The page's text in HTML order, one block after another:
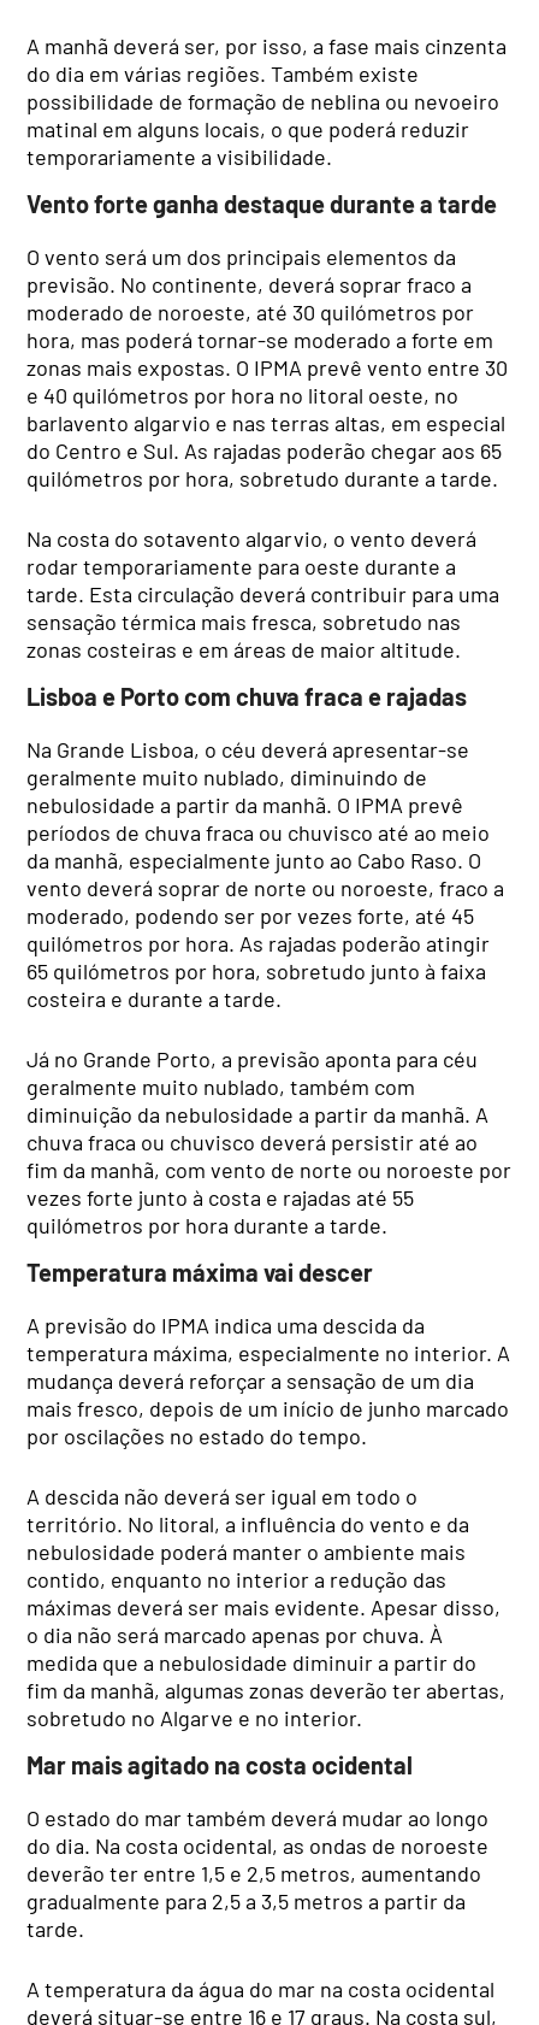
A manhã deverá ser, por isso, a fase mais cinzenta
do dia em várias regiões. Também existe
possibilidade de formação de neblina ou nevoeiro
matinal em alguns locais, o que poderá reduzir
temporariamente a visibilidade.
Vento forte ganha destaque durante a tarde
O vento será um dos principais elementos da
previsão. No continente, deverá soprar fraco a
moderado de noroeste, até 30 quilómetros por
hora, mas poderá tornar-se moderado a forte em
zonas mais expostas. O IPMA prevê vento entre 30
e 40 quilómetros por hora no litoral oeste, no
barlavento algarvio e nas terras altas, em especial
do Centro e Sul. As rajadas poderão chegar aos 65
quilómetros por hora, sobretudo durante a tarde.
Na costa do sotavento algarvio, o vento deverá
rodar temporariamente para oeste durante a
tarde. Esta circulação deverá contribuir para uma
sensação térmica mais fresca, sobretudo nas
zonas costeiras e em áreas de maior altitude.
Lisboa e Porto com chuva fraca e rajadas
Na Grande Lisboa, o céu deverá apresentar-se
geralmente muito nublado, diminuindo de
nebulosidade a partir da manhã. O IPMA prevê
períodos de chuva fraca ou chuvisco até ao meio
da manhã, especialmente junto ao Cabo Raso. O
vento deverá soprar de norte ou noroeste, fraco a
moderado, podendo ser por vezes forte, até 45
quilómetros por hora. As rajadas poderão atingir
65 quilómetros por hora, sobretudo junto à faixa
costeira e durante a tarde.
Já no Grande Porto, a previsão aponta para céu
geralmente muito nublado, também com
diminuição da nebulosidade a partir da manhã. A
chuva fraca ou chuvisco deverá persistir até ao
fim da manhã, com vento de norte ou noroeste por
vezes forte junto à costa e rajadas até 55
quilómetros por hora durante a tarde.
Temperatura máxima vai descer
A previsão do IPMA indica uma descida da
temperatura máxima, especialmente no interior. A
mudança deverá reforçar a sensação de um dia
mais fresco, depois de um início de junho marcado
por oscilações no estado do tempo.
A descida não deverá ser igual em todo o
território. No litoral, a influência do vento e da
nebulosidade poderá manter o ambiente mais
contido, enquanto no interior a redução das
máximas deverá ser mais evidente. Apesar disso,
o dia não será marcado apenas por chuva. À
medida que a nebulosidade diminuir a partir do
fim da manhã, algumas zonas deverão ter abertas,
sobretudo no Algarve e no interior.
Mar mais agitado na costa ocidental
O estado do mar também deverá mudar ao longo
do dia. Na costa ocidental, as ondas de noroeste
deverão ter entre 1,5 e 2,5 metros, aumentando
gradualmente para 2,5 a 3,5 metros a partir da
tarde.
A temperatura da água do mar na costa ocidental
deverá situar-se entre 16 e 17 graus. Na costa sul,